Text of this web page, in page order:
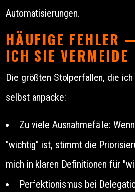
Automatisierungen.
HÄUFIGE FEHLER
ICH SIE VERMEIDE
Die größten Stolperfallen, die
selbst anpacke:
Zu viele Ausnahmefälle:
"wichtig" ist, stimmt die
mich in klaren Definitionen für
Perfektionismus bei